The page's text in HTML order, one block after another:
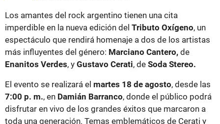
Los amantes del rock argentino tienen una cita
imperdible en la nueva edición del Tributo Oxígeno, un
espectáculo que rendirá homenaje a dos de los artistas
más influyentes del género: Marciano Cantero, de
Enanitos Verdes, y Gustavo Cerati, de Soda Stereo.
El evento se realizará el martes 18 de agosto, desde las
7:00 p. m., en Damián Barranco, donde el público podrá
disfrutar en vivo de los grandes éxitos que marcaron a
toda una generación. Temas emblemáticos de Cerati y